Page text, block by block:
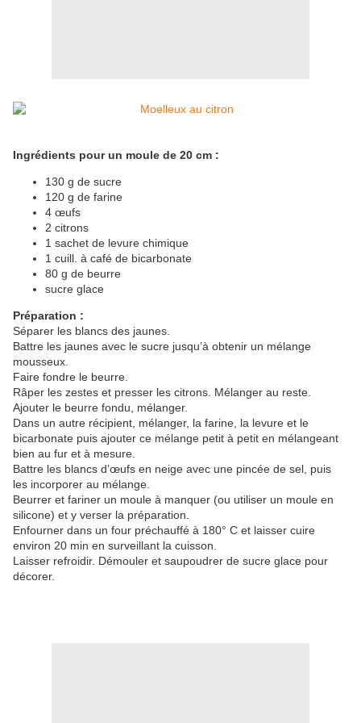
Ingrédients pour un moule de 20 cm :
130 g de sucre
120 g de farine
4 œufs
2 citrons
1 sachet de levure chimique
1 cuill. à café de bicarbonate
80 g de beurre
sucre glace
Préparation :
Séparer les blancs des jaunes.
Battre les jaunes avec le sucre jusqu’à obtenir un mélange
mousseux.
Faire fondre le beurre.
Râper les zestes et presser les citrons. Mélanger au reste.
Ajouter le beurre fondu, mélanger.
Dans un autre récipient, mélanger, la farine, la levure et le
bicarbonate puis ajouter ce mélange petit à petit en mélangeant
bien au fur et à mesure.
Battre les blancs d’œufs en neige avec une pincée de sel, puis
les incorporer au mélange.
Beurrer et fariner un moule à manquer (ou utiliser un moule en
silicone) et y verser la préparation.
Enfourner dans un four préchauffé à 180° C et laisser cuire
environ 20 min en surveillant la cuisson.
Laisser refroidir. Démouler et saupoudrer de sucre glace pour
décorer.